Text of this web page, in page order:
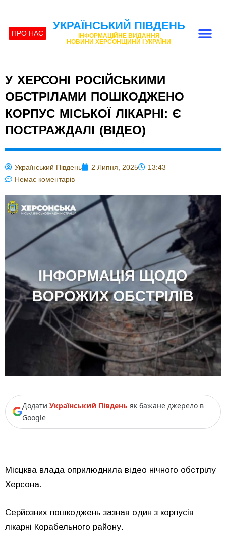
ПРО НАС
УКРАЇНСЬКИЙ ПІВДЕНЬ
ІНФОРМАЦІЙНЕ ВИДАННЯ
НОВИНИ ХЕРСОНЩИНИ І УКРАЇНИ
У ХЕРСОНІ РОСІЙСЬКИМИ
ОБСТРІЛАМИ ПОШКОДЖЕНО
КОРПУС МІСЬКОЇ ЛІКАРНІ: Є
ПОСТРАЖДАЛІ (ВІДЕО)
Український Південь 2 Липня, 2025
13:43
Немає коментарів
Додати Український Південь як бажане джерело в
Google
Місцква влада оприлюднила відео нічного обстрілу
Херсона.
Серйозних пошкоджень зазнав один з корпусів
лікарні Корабельного району.